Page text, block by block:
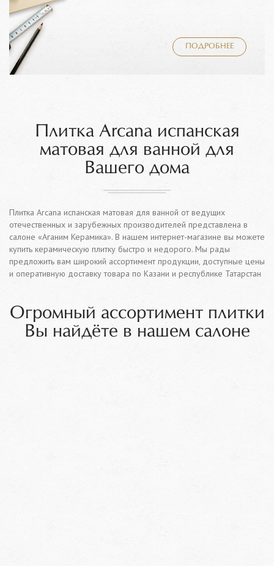
ПОДРОБНЕЕ
Плитка Arcana испанская
матовая для ванной для
Вашего дома
Плитка Arcana испанская матовая для ванной от ведущих
отечественных и зарубежных производителей представлена в
салоне «Аганим Керамика». В нашем интернет-магазине вы можете
купить керамическую плитку быстро и недорого. Мы рады
предложить вам широкий ассортимент продукции, доступные цены
и оперативную доставку товара по Казани и республике Татарстан
Огромный ассортимент плитки
Вы найдёте в нашем салоне